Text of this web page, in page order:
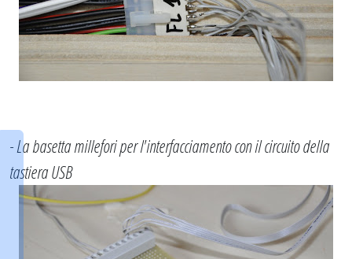
- La basetta millefori per l'interfacciamento con il circuito della
tastiera USB